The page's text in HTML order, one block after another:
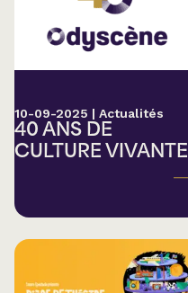
10-09-2025 | Actualités
40 ANS DE
CULTURE VIVANTE